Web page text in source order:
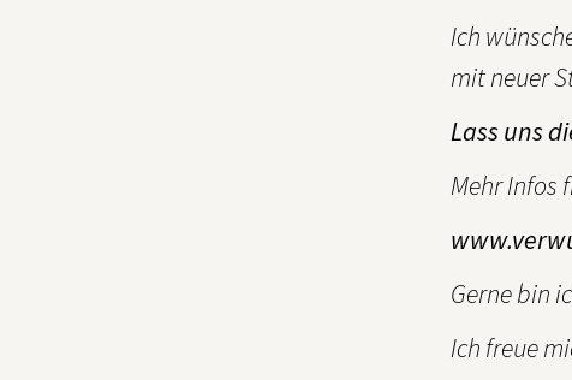
Ich
mit neuer
Lass uns
Mehr Infos
Gerne bin
Ich freue